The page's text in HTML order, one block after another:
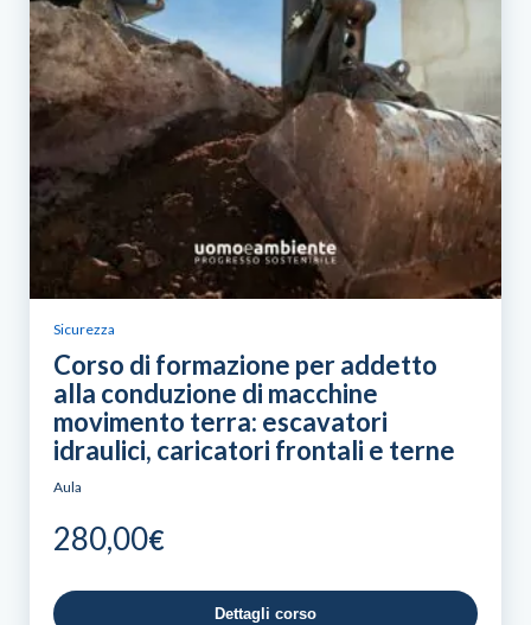
Sicurezza
Corso di formazione per addetto
alla conduzione di macchine
movimento terra: escavatori
idraulici, caricatori frontali e terne
Aula
280,00€
Dettagli corso